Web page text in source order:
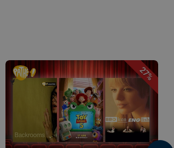
27%